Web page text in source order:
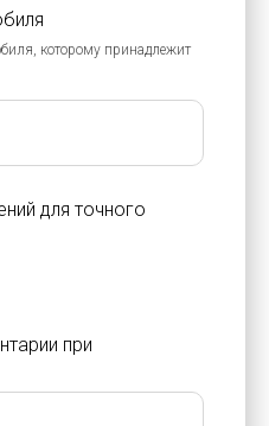
которому принадлежит
для точного
при